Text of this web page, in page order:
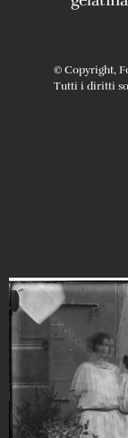
© Copyright,
Tutti i diritti